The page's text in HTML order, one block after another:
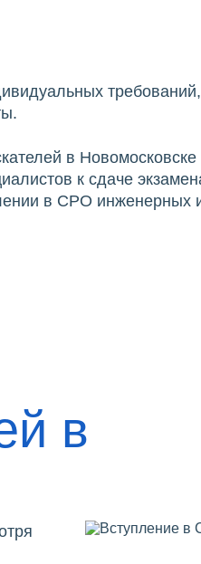
в Новомосковске
к сдаче
в СРО инженерных
в